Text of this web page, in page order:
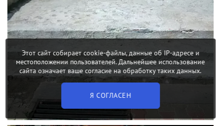
Этот сайт собирает cookie-файлы, данные об IP-адресе и
местоположении пользователей. Дальнейшее использование
сайта означает ваше согласие на обработку таких данных.
Я СОГЛАСЕН